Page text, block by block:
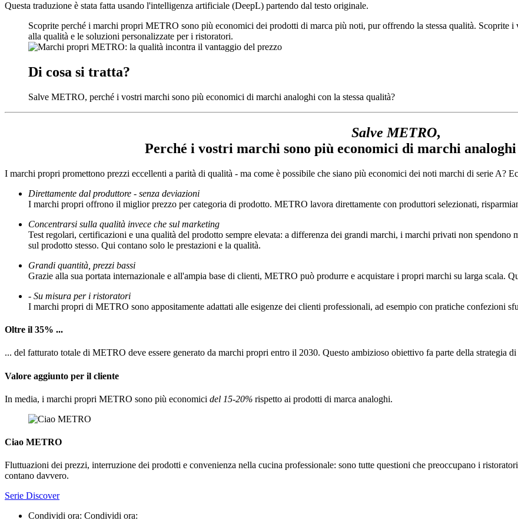
Questa traduzione è stata fatta usando l'intelligenza artificiale (DeepL) partendo dal testo originale.
Scoprite perché i marchi propri METRO sono più economici dei prodotti di marca più noti, pur offrendo la stessa qualità. Scoprite
alla qualità e le soluzioni personalizzate per i ristoratori.
Di cosa si tratta?
Salve METRO, perché i vostri marchi sono più economici di marchi analoghi con la stessa qualità?
Salve METRO,
Perché i vostri marchi sono più economici di marchi analoghi
I marchi propri promettono prezzi eccellenti a parità di qualità - ma come è possibile che siano più economici dei noti marchi di serie A?
Direttamente dal produttore - senza deviazioni
I marchi propri offrono il miglior prezzo per categoria di prodotto. METRO lavora direttamente con produttori selezionati,
Concentrarsi sulla qualità invece che sul marketing
Test regolari, certificazioni e una qualità del prodotto sempre elevata: a differenza dei grandi marchi, i marchi privati non
sul prodotto stesso. Qui contano solo le prestazioni e la qualità.
Grandi quantità, prezzi bassi
Grazie alla sua portata internazionale e all'ampia base di clienti, METRO può produrre e acquistare i propri marchi su larga scala.
- Su misura per i ristoratori
I marchi propri di METRO sono appositamente adattati alle esigenze dei clienti professionali, ad esempio con pratiche confezioni
Oltre il 35% ...
... del fatturato totale di METRO deve essere generato da marchi propri entro il 2030. Questo ambizioso obiettivo fa parte della strategia di
Valore aggiunto per il cliente
In media, i marchi propri METRO sono più economici del 15-20% rispetto ai prodotti di marca analoghi.
Ciao METRO
Fluttuazioni dei prezzi, interruzione dei prodotti e convenienza nella cucina professionale: sono tutte questioni che preoccupano i
contano davvero.
Serie Discover
Condividi ora: Condividi ora: